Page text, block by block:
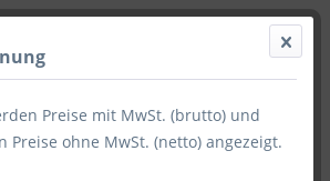
Preise mit MwSt. (brutto) und
Preise ohne MwSt. (netto) angezeigt.